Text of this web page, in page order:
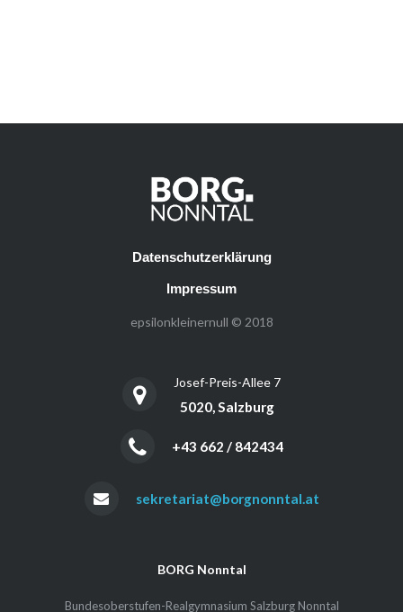
Datenschutzerklärung
Impressum
epsilonkleinernull © 2018
Josef-Preis-Allee 7
5020, Salzburg
+43 662 / 842434
sekretariat@borgnonntal.at
BORG Nonntal
Bundesoberstufen-Realgymnasium Salzburg Nonntal